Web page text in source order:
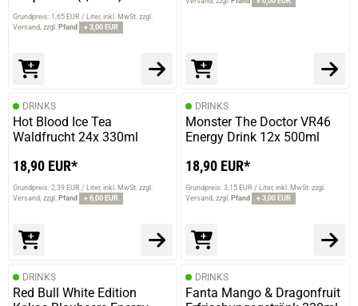
Grundpreis: 1,65 EUR / Liter inkl. MwSt. zzgl.
Versand zzgl. Pfand + 3,00 EUR
DRINKS
Hot Blood Ice Tea
Waldfrucht 24x 330ml
18,90 EUR*
Grundpreis: 2,39 EUR / Liter inkl. MwSt. zzgl.
Versand zzgl. Pfand + 6,00 EUR
DRINKS
Monster The Doctor VR46
Energy Drink 12x 500ml
18,90 EUR*
Grundpreis: 3,15 EUR / Liter inkl. MwSt. zzgl.
Versand zzgl. Pfand + 3,00 EUR
DRINKS
Red Bull White Edition
DRINKS
Fanta Mango & Dragonfruit